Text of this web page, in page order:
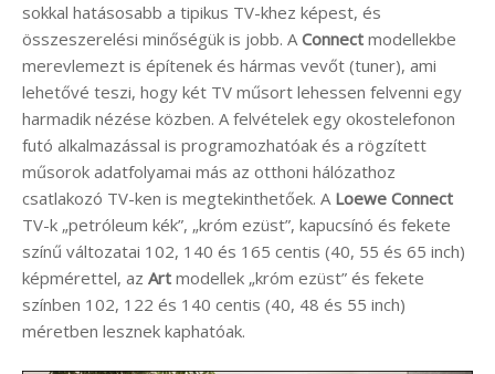
sokkal hatásosabb a tipikus TV-khez képest, és
összeszerelési minőségük is jobb. AConnect modellekbe
merevlemezt is építenek és hármas vevőt (tuner), ami
lehetővé teszi, hogy két TV műsort lehessen felvenni egy
harmadik nézése közben. A felvételek egy okostelefonon
futó alkalmazással is programozhatóak és a rögzített
műsorok adatfolyamai más az otthoni hálózathoz
csatlakozó TV-ken is megtekinthetőek. A Loewe Connect
TV-k „petróleum kék”, „króm ezüst”, kapucsínó és fekete
színű változatai 102, 140 és 165 centis (40, 55 és 65 inch)
képmérettel, az Art modellek „króm ezüst” és fekete
színben 102, 122 és 140 centis (40, 48 és 55 inch)
méretben lesznek kaphatóak.